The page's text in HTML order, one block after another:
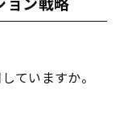
ていますか。